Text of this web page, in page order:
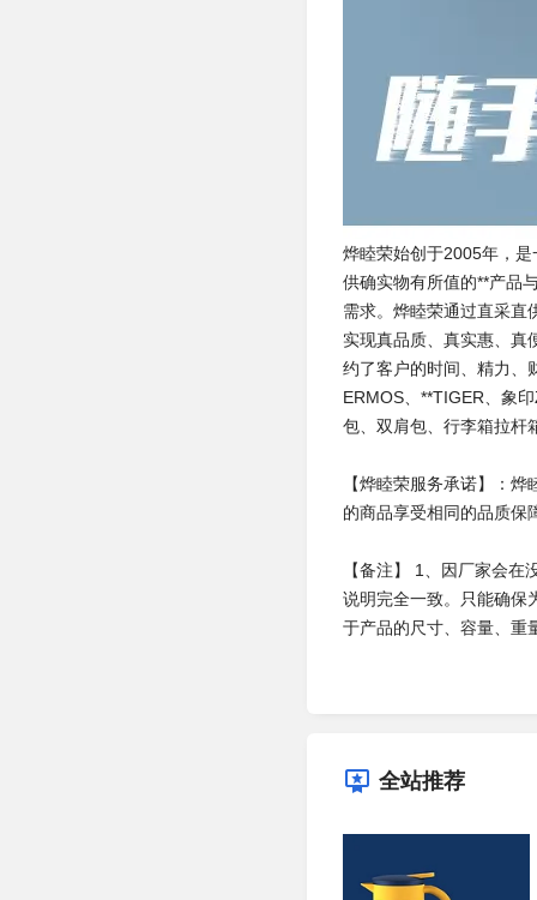
烨睦荣始创于2005年，
供确实物有所值的**产品
需求。烨睦荣通过直采直
实现真品质、真实惠、真
约了客户的时间、精力、
ERMOS、**TIGER、象
包、双肩包、行李箱拉杆
【烨睦荣服务承诺】：
的商品享受相同的品质保
【备注】 1、因厂家会
说明完全一致。只能确保
于产品的尺寸、容量、重
全站推荐